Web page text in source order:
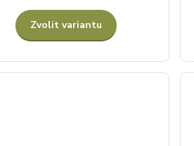
Zvolit variantu